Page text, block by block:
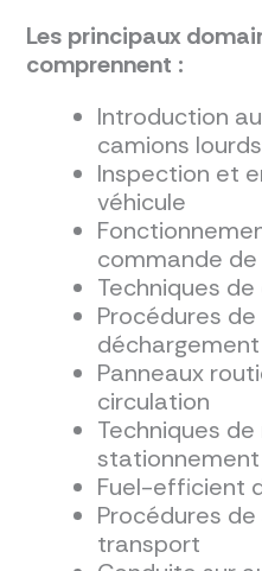
Les principaux
comprennent :
Introduction
camions lourds
Inspection et
véhicule
commande
Techniques
Procédures
déchargement
Panneaux
circulation
Techniques
stationnement
Fuel-efficient
Procédures
transport